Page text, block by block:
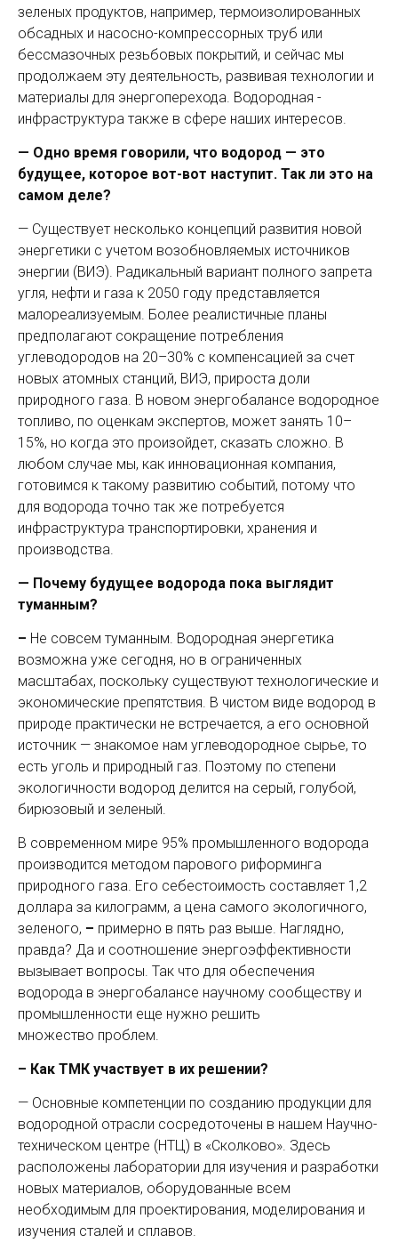
зеленых продуктов, например, термоизолированных
обсадных и насосно-компрессорных труб или
бессмазочных резьбовых покрытий, и сейчас мы
продолжаем эту деятельность, развивая технологии и
материалы для энергоперехода. Водородная ­
инфраструктура также в сфере наших интересов.
— Одно время говорили, что водород — это
будущее, которое вот-вот наступит. Так ли это на
самом деле?
— Существует несколько концепций развития новой
энергетики с учетом возобновляе­мых источников
энергии (ВИЭ). Радикальный вариант полного запрета
угля, нефти и газа к 2050 году представляется
малореализуемым. Более реалистичные планы
предполагают сокращение потребления
углеводородов на 20–30% с компенсацией за счет
новых атомных станций, ВИЭ, прироста доли
природного газа. В новом энергобалансе водородное
топливо, по оценкам экспертов, может занять 10–
15%, но когда это произойдет, сказать сложно. В
любом случае мы, как инновационная компания,
готовимся к такому развитию событий, потому что
для водорода точно так же потребуется
инфраструктура транспортировки, хранения и
производства.
— Почему будущее водорода пока выглядит
туманным?
– Не совсем туманным. Водородная энергетика
возможна уже сегодня, но в ограниченных
масштабах, поскольку существуют технологические и
экономические препятствия. В чистом виде водород в
природе практически не встречается, а его основной
источник — знакомое нам углеводородное сырье, то
есть уголь и природный газ. Поэтому по степени
экологичности водород делится на серый, голубой,
бирюзовый и зеленый.
В современном мире 95% промышленного водорода
производится методом парового риформинга
природного газа. Его себестоимость составляет 1,2
доллара за килограмм, а цена самого экологичного,
зеленого, – примерно в пять раз выше. Наглядно,
правда? Да и соотношение энергоэффективности
вызывает вопросы. Так что для обеспечения
водорода в энергобалансе научному сообществу и
промышленности еще нужно решить
множество проблем.
– Как ТМК участвует в их решении?
— Основные компетенции по созданию продукции для
водородной отрасли сосредоточены в нашем Научно-
техническом центре (НТЦ) в «Сколково». Здесь
расположены лаборатории для изучения и разработки
новых материалов, оборудованные всем
необходимым для проек­тирования, моделирования и
изучения сталей и сплавов.